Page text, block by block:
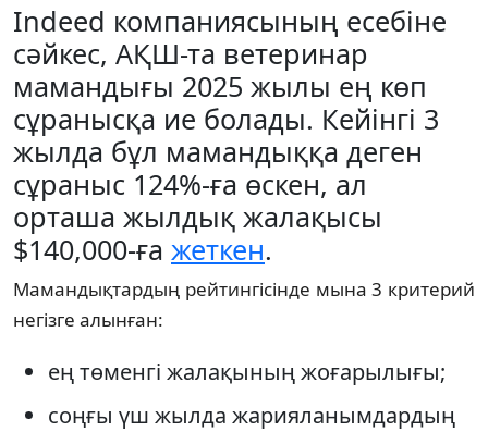
Indeed компаниясының есебіне
сәйкес, АҚШ-та ветеринар
мамандығы 2025 жылы ең көп
сұранысқа ие болады. Кейінгі 3
жылда бұл мамандыққа деген
сұраныс 124%-ға өскен, ал
орташа жылдық жалақысы
$140,000-ға жеткен.
Мамандықтардың рейтингісінде мына 3 критерий
негізге алынған:
ең төменгі жалақының жоғарылығы;
соңғы үш жылда жарияланымдардың